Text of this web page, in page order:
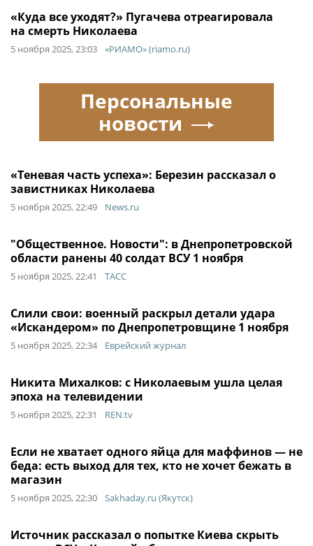
«Куда все уходят?» Пугачева отреагировала
на смерть Николаева
5 ноября 2025, 23:03 «РИАМО» (riamo.ru)
«Теневая часть успеха»: Березин рассказал о
завистниках Николаева
5 ноября 2025, 22:49 News.ru
"Общественное. Новости": в Днепропетровской
области ранены 40 солдат ВСУ 1 ноября
5 ноября 2025, 22:41 ТАСС
Слили свои: военный раскрыл детали удара
«Искандером» по Днепропетровщине 1 ноября
5 ноября 2025, 22:34 Еврейский журнал
Никита Михалков: с Николаевым ушла целая
эпоха на телевидении
5 ноября 2025, 22:31 REN.tv
Если не хватает одного яйца для маффинов — не
беда: есть выход для тех, кто не хочет бежать в
магазин
5 ноября 2025, 22:30 Sakhaday.ru (Якутск)
Источник рассказал о попытке Киева скрыть
Персональные
новости